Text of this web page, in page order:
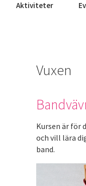
Aktiviteter
Vuxen
Kursen är för
och vill lära
band.